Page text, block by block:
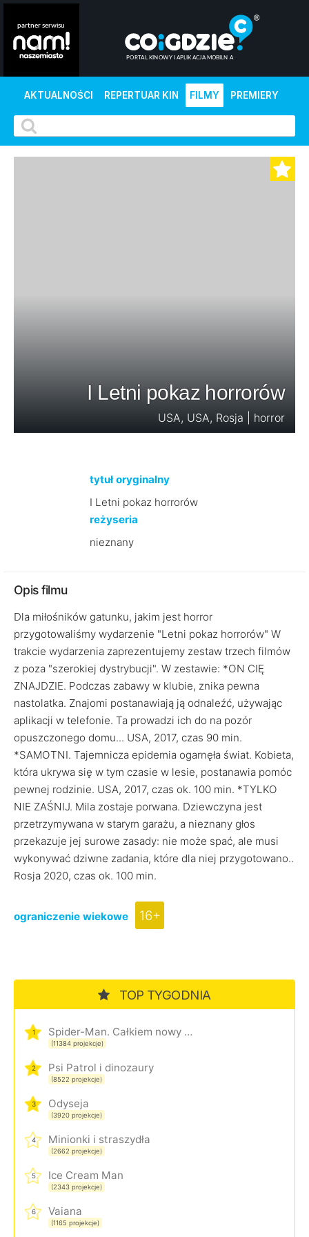
AKTUALNOŚCI REPERTUAR KIN FILMY PREMIERY
I Letni pokaz horrorów
USA, USA, Rosja | horror
tytuł oryginalny
I Letni pokaz horrorów
reżyseria
nieznany
Opis filmu
Dla miłośników gatunku, jakim jest horror
przygotowaliśmy wydarzenie "Letni pokaz horrorów" W
trakcie wydarzenia zaprezentujemy zestaw trzech filmów
z poza "szerokiej dystrybucji". W zestawie: *ON CIĘ
ZNAJDZIE. Podczas zabawy w klubie, znika pewna
nastolatka. Znajomi postanawiają ją odnaleźć, używając
aplikacji w telefonie. Ta prowadzi ich do na pozór
opuszczonego domu... USA, 2017, czas 90 min.
*SAMOTNI. Tajemnicza epidemia ogarnęła świat. Kobieta,
która ukrywa się w tym czasie w lesie, postanawia pomóc
pewnej rodzinie. USA, 2017, czas ok. 100 min. *TYLKO
NIE ZAŚNIJ. Mila zostaje porwana. Dziewczyna jest
przetrzymywana w starym garażu, a nieznany głos
przekazuje jej surowe zasady: nie może spać, ale musi
wykonywać dziwne zadania, które dla niej przygotowano..
Rosja 2020, czas ok. 100 min.
ograniczenie wiekowe 16+
TOP TYGODNIA
1 Spider-Man. Całkiem nowy dzień
(11384 projekcje)
2 Psi Patrol i dinozaury
(8522 projekcje)
3 Odyseja
(3920 projekcje)
4 Minionki i straszydła
(2662 projekcje)
5 Ice Cream Man
(2343 projekcje)
6 Vaiana
(1165 projekcje)